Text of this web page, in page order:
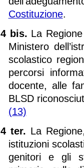
Costituzione.
4 bis. La
Ministero
scolastico
percorsi
docente, alle
BLSD
(13)
4 ter. La
istituzioni
genitori e gli